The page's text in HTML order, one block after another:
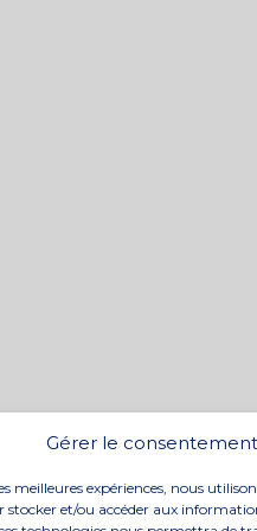
Gérer le
meilleures expériences, nous
stocker et/ou accéder aux